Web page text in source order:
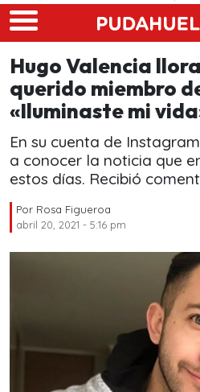
Skip to main content
Hugo Valencia
querido miembro
«Iluminaste mi
En su cuenta de
a conocer la noticia que
estos días. Recibió
Por Rosa Figueroa
abril 20, 2021 - 5:16 pm